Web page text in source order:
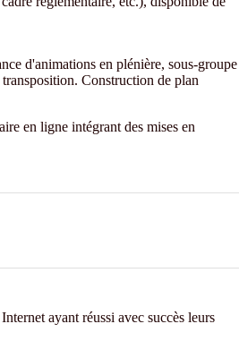
d'animations en plénière, sous-groupe
Construction de plan
en ligne intégrant des mises en
ayant réussi avec succès leurs